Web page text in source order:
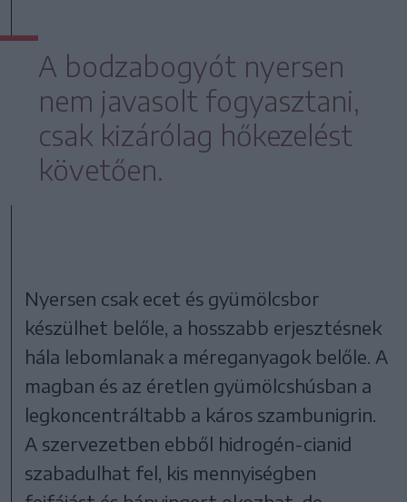
A bodzabogyót nyersen
nem javasolt fogyasztani,
csak kizárólag hőkezelést
követően.
Nyersen csak ecet és gyümölcsbor
készülhet belőle, a hosszabb erjesztésnek
hála lebomlanak a méreganyagok belőle. A
magban és az éretlen gyümölcshúsban a
legkoncentráltabb a káros szambunigrin.
A szervezetben ebből hidrogén-cianid
szabadulhat fel, kis mennyiségben